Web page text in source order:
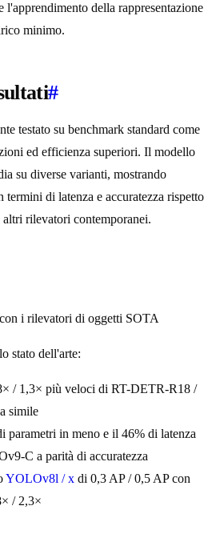
l'apprendimento della rappresentazione
minimo.
#
testato su benchmark standard come
ed efficienza superiori. Il modello
su diverse varianti, mostrando
di latenza e accuratezza rispetto
rilevatori contemporanei.
stato dell'arte:
/ 1,3× più veloci di RT-DETR-R18 /
simile
in meno e il 46% di latenza
C a parità di accuratezza
YOLOv8l / x di 0,3 AP / 0,5 AP con
/ 2,3×